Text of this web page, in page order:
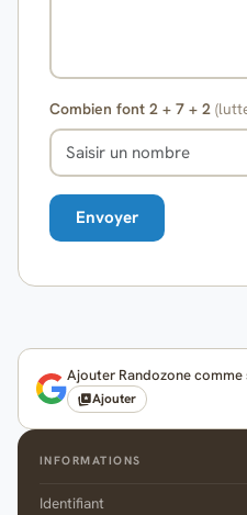
Combien font 2 + 7 + 2
Ajouter Randozone
Ajouter
INFORMATIONS
Identifiant